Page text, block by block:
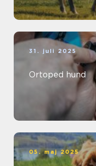
31. juli 2025
Ortoped hund
05. maj 2025